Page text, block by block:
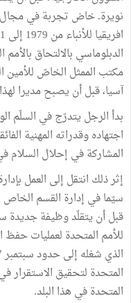
نويرة. خاض تجربة في مجال
مكتب الممثل الخاصّ للأمين
آسيا، قبل أن يصبح مديرا
بدأ الرجل يتدرّج في السلّم
اجتهاده وقدراته المهنية
المشاركة في إحلال السلام في
قبل أن يتقلّد وظيفة جديدة
المتحدة لتحقيق الاستقرار
المتحدة في هذا البلد.